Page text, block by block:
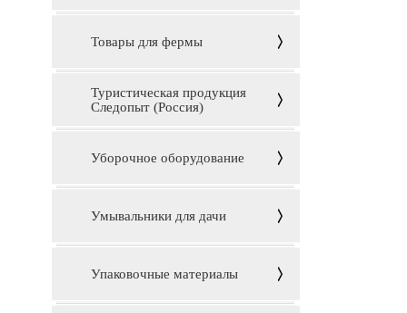
Товары для фермы
Туристическая продукция
Следопыт (Россия)
Уборочное оборудование
Умывальники для дачи
Упаковочные материалы